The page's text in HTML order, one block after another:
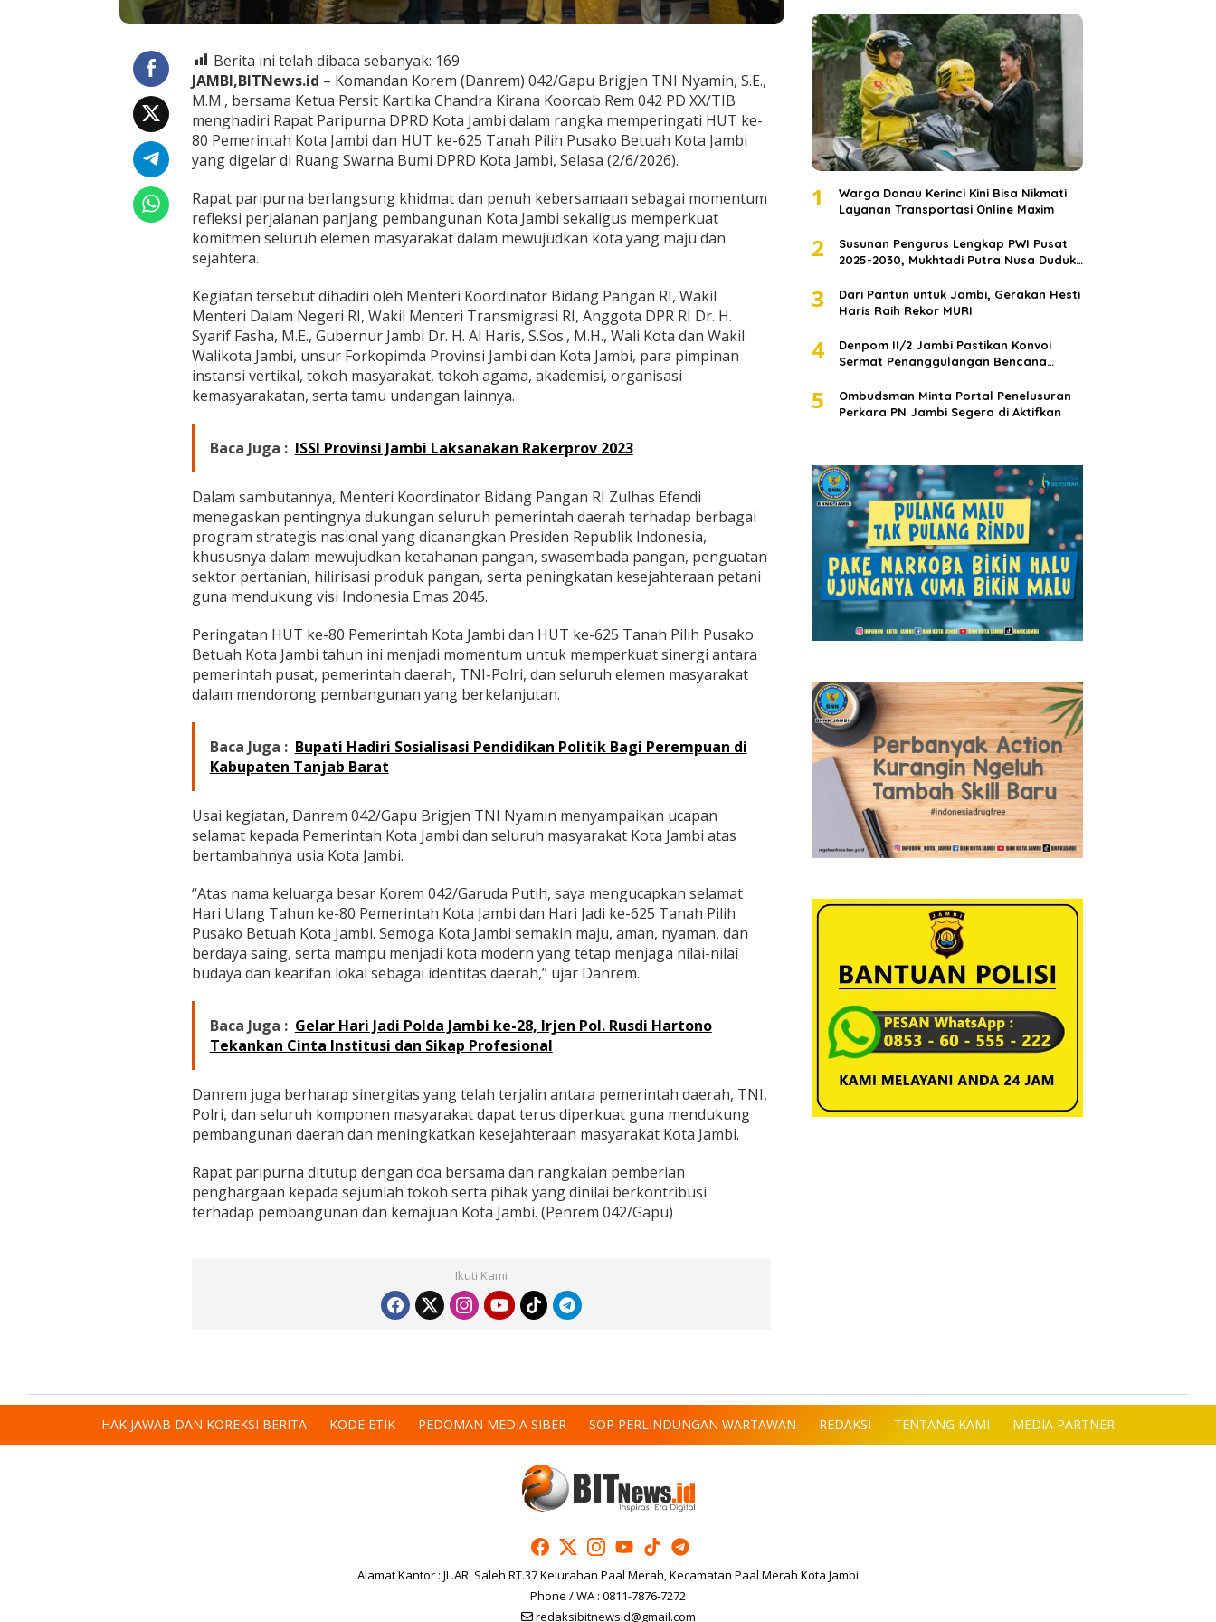
D
K
a
J
a
m
b
i
e
r
k
u
a
S
i
n
e
r
g
i
t
K
m
a
j
u
a
n
a
e
r
a
h
Berita ini telah dibaca sebanyak: 169
JAMBI,BITNews.id – Komandan Korem (Danrem) 042/Gapu Brigjen TNI Nyamin, S.E.,
M.M., bersama Ketua Persit Kartika Chandra Kirana Koorcab Rem 042 PD XX/TIB
menghadiri Rapat Paripurna DPRD Kota Jambi dalam rangka memperingati HUT ke-
80 Pemerintah Kota Jambi dan HUT ke-625 Tanah Pilih Pusako Betuah Kota Jambi
yang digelar di Ruang Swarna Bumi DPRD Kota Jambi, Selasa (2/6/2026).
Rapat paripurna berlangsung khidmat dan penuh kebersamaan sebagai momentum
refleksi perjalanan panjang pembangunan Kota Jambi sekaligus memperkuat
komitmen seluruh elemen masyarakat dalam mewujudkan kota yang maju dan
sejahtera.
Kegiatan tersebut dihadiri oleh Menteri Koordinator Bidang Pangan RI, Wakil
Menteri Dalam Negeri RI, Wakil Menteri Transmigrasi RI, Anggota DPR RI Dr. H.
Syarif Fasha, M.E., Gubernur Jambi Dr. H. Al Haris, S.Sos., M.H., Wali Kota dan Wakil
Walikota Jambi, unsur Forkopimda Provinsi Jambi dan Kota Jambi, para pimpinan
instansi vertikal, tokoh masyarakat, tokoh agama, akademisi, organisasi
kemasyarakatan, serta tamu undangan lainnya.
Baca Juga : ISSI Provinsi Jambi Laksanakan Rakerprov 2023
Dalam sambutannya, Menteri Koordinator Bidang Pangan RI Zulhas Efendi
menegaskan pentingnya dukungan seluruh pemerintah daerah terhadap berbagai
program strategis nasional yang dicanangkan Presiden Republik Indonesia,
khususnya dalam mewujudkan ketahanan pangan, swasembada pangan, penguatan
sektor pertanian, hilirisasi produk pangan, serta peningkatan kesejahteraan petani
guna mendukung visi Indonesia Emas 2045.
Peringatan HUT ke-80 Pemerintah Kota Jambi dan HUT ke-625 Tanah Pilih Pusako
Betuah Kota Jambi tahun ini menjadi momentum untuk memperkuat sinergi antara
pemerintah pusat, pemerintah daerah, TNI-Polri, dan seluruh elemen masyarakat
dalam mendorong pembangunan yang berkelanjutan.
Baca Juga : Bupati Hadiri Sosialisasi Pendidikan Politik Bagi Perempuan di
Kabupaten Tanjab Barat
Usai kegiatan, Danrem 042/Gapu Brigjen TNI Nyamin menyampaikan ucapan
selamat kepada Pemerintah Kota Jambi dan seluruh masyarakat Kota Jambi atas
bertambahnya usia Kota Jambi.
“Atas nama keluarga besar Korem 042/Garuda Putih, saya mengucapkan selamat
Hari Ulang Tahun ke-80 Pemerintah Kota Jambi dan Hari Jadi ke-625 Tanah Pilih
Pusako Betuah Kota Jambi. Semoga Kota Jambi semakin maju, aman, nyaman, dan
berdaya saing, serta mampu menjadi kota modern yang tetap menjaga nilai-nilai
budaya dan kearifan lokal sebagai identitas daerah,” ujar Danrem.
Baca Juga : Gelar Hari Jadi Polda Jambi ke-28, Irjen Pol. Rusdi Hartono
Tekankan Cinta Institusi dan Sikap Profesional
Danrem juga berharap sinergitas yang telah terjalin antara pemerintah daerah, TNI,
Polri, dan seluruh komponen masyarakat dapat terus diperkuat guna mendukung
pembangunan daerah dan meningkatkan kesejahteraan masyarakat Kota Jambi.
Rapat paripurna ditutup dengan doa bersama dan rangkaian pemberian
penghargaan kepada sejumlah tokoh serta pihak yang dinilai berkontribusi
terhadap pembangunan dan kemajuan Kota Jambi. (Penrem 042/Gapu)
Ikuti Kami
1
Warga Danau Kerinci Kini Bisa Nikmati
Layanan Transportasi Online Maxim
2
Susunan Pengurus Lengkap PWI Pusat
2025-2030, Mukhtadi Putra Nusa Duduki
3
Dari Pantun untuk Jambi, Gerakan Hesti
Haris Raih Rekor MURI
4
Denpom II/2 Jambi Pastikan Konvoi
Sermat Penanggulangan Bencana
5
Ombudsman Minta Portal Penelusuran
Perkara PN Jambi Segera di Aktifkan
HAK JAWAB DAN KOREKSI BERITA KODE ETIK PEDOMAN MEDIA SIBER SOP PERLINDUNGAN WARTAWAN REDAKSI TENTANG KAMI MEDIA PARTNER
Alamat Kantor : JL.AR. Saleh RT.37 Kelurahan Paal Merah, Kecamatan Paal Merah Kota Jambi
Phone / WA : 0811-7876-7272
redaksibitnewsid@gmail.com